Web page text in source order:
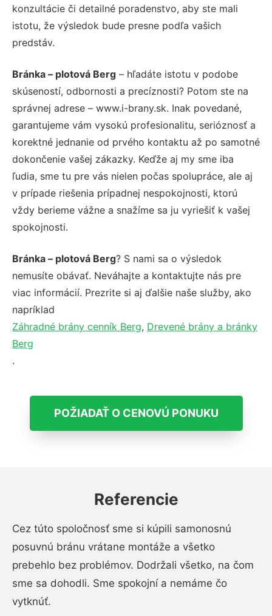
konzultácie či detailné poradenstvo, aby ste mali
istotu, že výsledok bude presne podľa vašich
predstáv.
Bránka – plotová Berg – hľadáte istotu v podobe
skúseností, odbornosti a precíznosti? Potom ste na
správnej adrese – www.i-brany.sk. Inak povedané,
garantujeme vám vysokú profesionalitu, serióznosť a
korektné jednanie od prvého kontaktu až po samotné
dokončenie vašej zákazky. Keďže aj my sme iba
ľudia, sme tu pre vás nielen počas spolupráce, ale aj
v prípade riešenia prípadnej nespokojnosti, ktorú
vždy berieme vážne a snažíme sa ju vyriešiť k vašej
spokojnosti.
Bránka – plotová Berg? S nami sa o výsledok
nemusíte obávať. Neváhajte a kontaktujte nás pre
viac informácií. Prezrite si aj ďalšie naše služby, ako
napríklad
Záhradné brány cenník Berg, Drevené brány a bránky
Berg
.
POŽIADAŤ O CENOVÚ PONUKU
Referencie
Cez túto spoločnosť sme si kúpili samonosnú
posuvnú bránu vrátane montáže a všetko
prebehlo bez problémov. Dodržali všetko, na čom
sme sa dohodli. Sme spokojní a nemáme čo
vytknúť.